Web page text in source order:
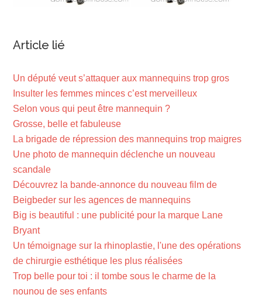
Article lié
Un député veut s’attaquer aux mannequins trop gros
Insulter les femmes minces c’est merveilleux
Selon vous qui peut être mannequin ?
Grosse, belle et fabuleuse
La brigade de répression des mannequins trop maigres
Une photo de mannequin déclenche un nouveau
scandale
Découvrez la bande-annonce du nouveau film de
Beigbeder sur les agences de mannequins
Big is beautiful : une publicité pour la marque Lane
Bryant
Un témoignage sur la rhinoplastie, l'une des opérations
de chirurgie esthétique les plus réalisées
Trop belle pour toi : il tombe sous le charme de la
nounou de ses enfants